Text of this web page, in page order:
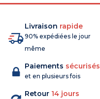
Livraison rapide
90% expédiées le jour
même
Paiements sécurisés
et en plusieurs fois
Retour 14 jours